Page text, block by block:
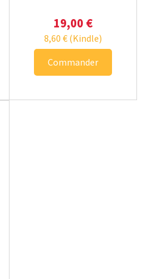
19,00 €
8,60€ (Kindle)
Commander